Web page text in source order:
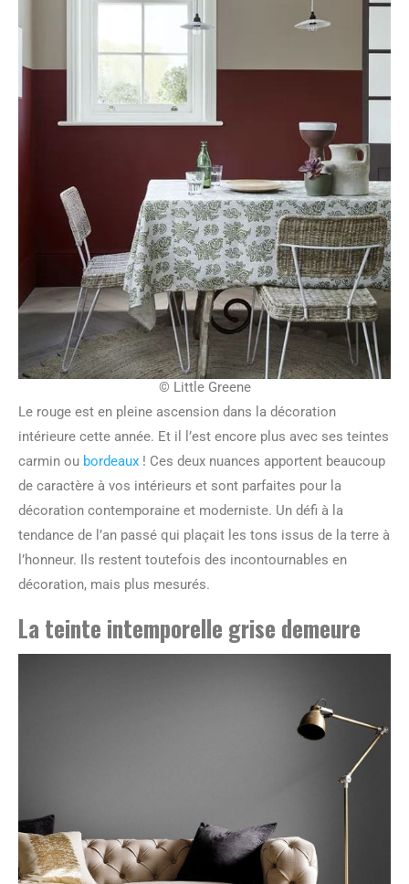
© Little Greene
Le rouge est en pleine ascension dans la décoration
intérieure cette année. Et il l’est encore plus avec ses teintes
carmin ou bordeaux ! Ces deux nuances apportent beaucoup
de caractère à vos intérieurs et sont parfaites pour la
décoration contemporaine et moderniste. Un défi à la
tendance de l’an passé qui plaçait les tons issus de la terre à
l’honneur. Ils restent toutefois des incontournables en
décoration, mais plus mesurés.
La teinte intemporelle grise demeure